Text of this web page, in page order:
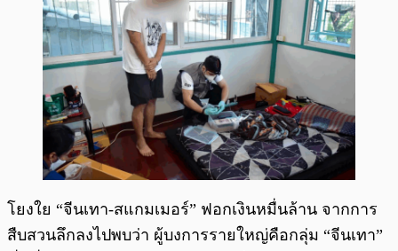
โยงใย “จีนเทา-สแกมเมอร์” ฟอกเงินหมื่นล้าน จากการ
สืบสวนลึกลงไปพบว่า ผู้บงการรายใหญ่คือกลุ่ม “จีนเทา”